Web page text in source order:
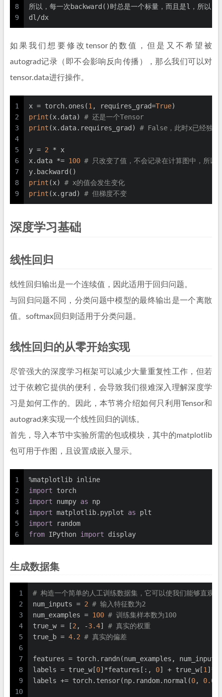
8
9
所以，每一次backward()时总是一个标量，而且是l，所以，
dl/dx
如果我们想要修改tensor的数值，但是又不希望被
autograd记录（即不会影响反向传播），那么我们可以对
tensor.data进行操作。
1
2
3
4
5
6
7
8
9
x = torch.ones(1 , requires_grad=True)
print (x.data) # 还是一个Tensor
print (x.data.requires_grad) # False，此时x已经独立
y = 2 * x
x.data *= 100 # 只改变了值，不会记录在计算图中，所以
y.backward()
print (x) # x的值会发生变化
print (x.grad) # 但梯度不变
深度学习基础
线性回归
线性回归输出是一个连续值，因此适用于回归问题。
与回归问题不同，分类问题中模型的最终输出是一个离散
值。softmax回归则适用于分类问题。
线性回归的从零开始实现
尽管强大的深度学习框架可以减少大量重复性工作，但若
过于依赖它提供的便利，会导致我们很难深入理解深度学
习是如何工作的。因此，本节将介绍如何只利用Tensor和
autograd来实现一个线性回归的训练。
首先，导入本节中实验所需的包或模块，其中的matplotlib
包可用于作图，且设置成嵌入显示。
1
2
3
4
5
6
%matplotlib inline
import torch
import numpy as np
import matplotlib.pyplot as plt
import random
from IPython import display
生成数据集
1
2
3
4
5
6
7
8
9
10
# 构造一个简单的人工训练数据集，它可以使我们能够直观
num_inputs = 2 # 输入特征数为2
num_examples = 100 # 训练集样本数为100
true_w = [2 , -3.4] # 真实的权重
true_b = 4.2 # 真实的偏差
features = torch.randn(num_examples,
labels = true_w[0]*features[:, 0] + true_w[1
labels += torch.tensor(np.random.normal(0, 0.01